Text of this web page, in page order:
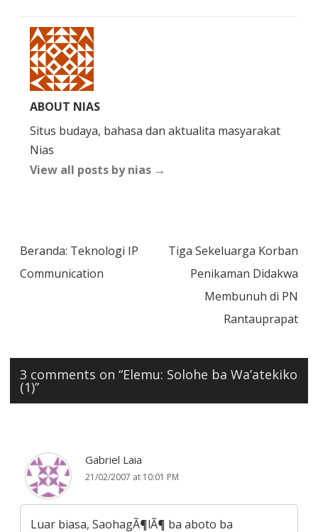
ABOUT NIAS
Situs budaya, bahasa dan aktualita masyarakat
Nias
View all posts by nias →
Post
navigation
Beranda: Teknologi IP
Communication
Tiga Sekeluarga Korban
Penikaman Didakwa
Membunuh di PN
Rantauprapat
3 comments on “Elemu: Solohe ba Wa’atekiko
(1)”
Gabriel Laia
21/02/2007 at 10:01 PM
Luar biasa, SaohagÃ¶lÃ¶ ba aboto ba